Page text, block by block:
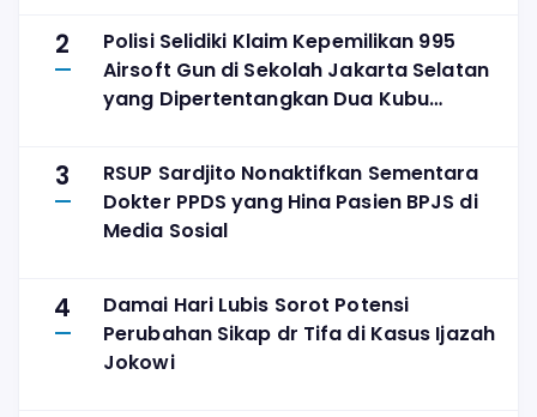
2
Polisi Selidiki Klaim Kepemilikan 995
Airsoft Gun di Sekolah Jakarta Selatan
yang Dipertentangkan Dua Kubu
3
RSUP Sardjito Nonaktifkan Sementara
Dokter PPDS yang Hina Pasien BPJS di
Media Sosial
4
Damai Hari Lubis Sorot Potensi
Perubahan Sikap dr Tifa di Kasus Ijazah
Jokowi